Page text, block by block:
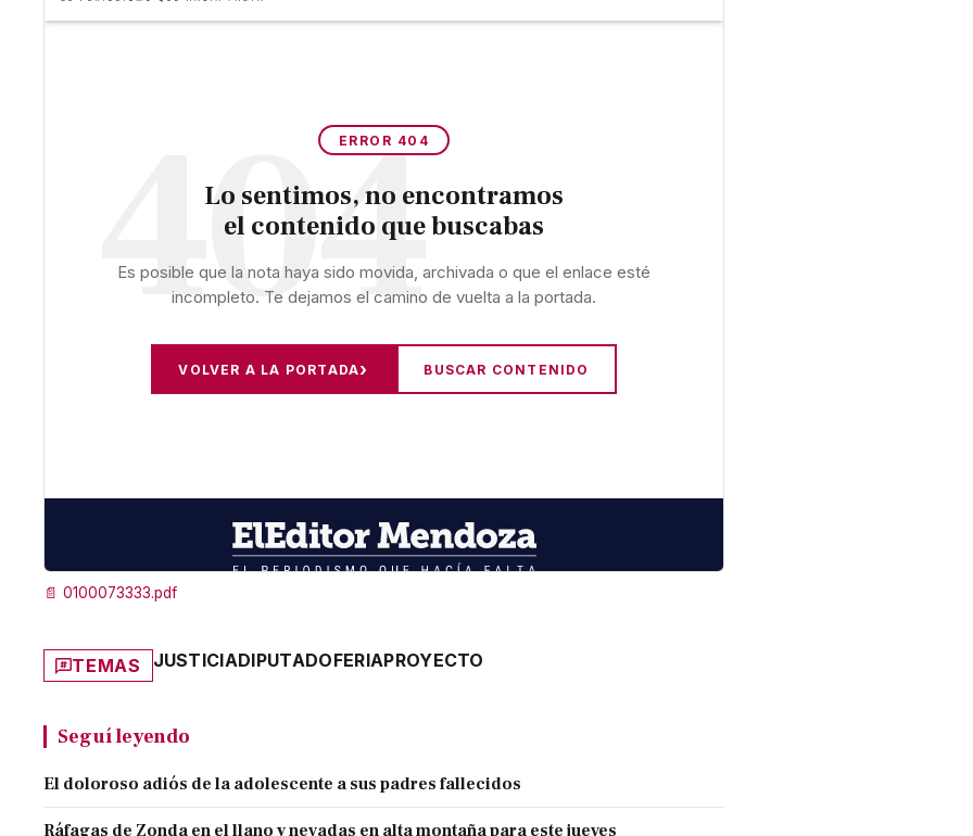
📄0100073333.pdf
TEMAS JUSTICIADIPUTADOFERIAPROYECTO
Seguí leyendo
El doloroso adiós de la adolescente a sus padres fallecidos
Ráfagas de Zonda en el llano y nevadas en alta montaña para este jueves